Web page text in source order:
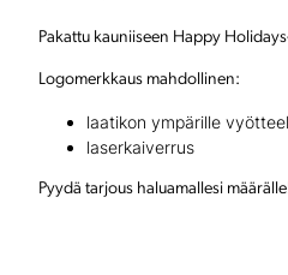
ä
Pakattu kauniiseen Happy
Logomerkkaus mahdollinen:
laatikon ympärille
laserkaiverrus
Pyydä tarjous haluamallesi